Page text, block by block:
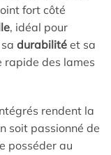
fort côté
, idéal pour
durabilité et sa
rapide des lames
rendent la
soit passionné de
posséder au